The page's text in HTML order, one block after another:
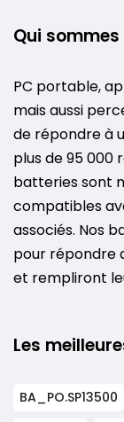
Qui sommes
PC portable,
mais aussi
de répondre à
plus de 95 000
batteries sont
compatibles
associés. Nos
pour répondre
et rempliront
Les
BA_PO.SP13500